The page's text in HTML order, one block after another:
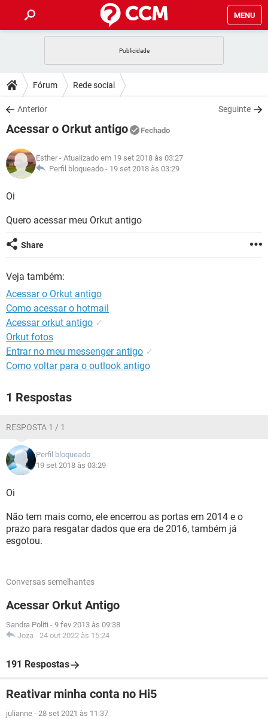
MENU
CELULAR
OUTLOOK
INSTAGRAM GMAIL
GUIA DE COMPRAS
DICAS
JOGOS
INSTAGRAM GMAIL
GUIA DE COMPRAS
DOWNLOADS
JOGOS WHATSAPP
CELULAR
OUTLOOK EXCEL
INSTAGRAM
JOGOS WHATSAPP
CELULAR
OUTLOOK
INSTAGRAM
GUIA DE COMPRAS
GLOSSÁRIO
JOGOS
INSTAGRAM
GUIA DE COMPRAS
Fórum Rede social
Anterior Seguinte
Acessar o Orkut antigo Fechado
Esther - Atualizado em 19 set 2018 às 03:27
Perfil bloqueado - 19 set 2018 às 03:29
Oi
Quero acessar meu Orkut antigo
Share
Veja também:
Acessar o Orkut antigo
Como acessar o hotmail
Acessar orkut antigo ✓
Orkut fotos
Entrar no meu messenger antigo ✓
Como voltar para o outlook antigo
1 Respostas
RESPOSTA 1 / 1
Perfil bloqueado
19 set 2018 às 03:29
Oi
Não tem mais como, ele encerrou as portas em 2014 e o
prazo para resgatar dados que era de 2016, também já
esgotou.
Conversas semelhantes
Acessar Orkut Antigo
Sandra Politi - 9 fev 2013 às 09:38
Joza - 24 out 2022 às 15:24
191 Respostas
Reativar minha conta no Hi5
julianne - 28 set 2021 às 11:37